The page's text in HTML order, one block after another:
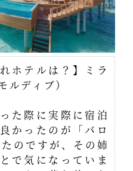
ホテルは？】ミラ
ルディブ）
た際に実際に宿泊
かったのが「バロ
のですが、その姉
で気になっていま